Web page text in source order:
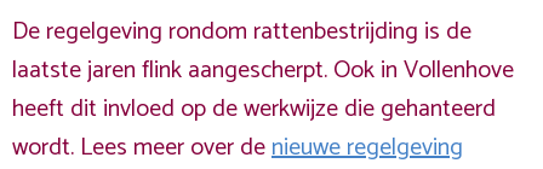
De regelgeving rondom rattenbestrijding is de
laatste jaren flink aangescherpt. Ook in Vollenhove
heeft dit invloed op de werkwijze die gehanteerd
wordt. Lees meer over denieuwe regelgeving